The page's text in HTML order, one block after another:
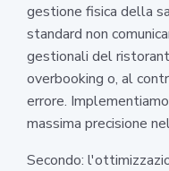
gestione fisica della
standard non
gestionali del
overbooking o, al
errore.
massima precisione
Secondo: